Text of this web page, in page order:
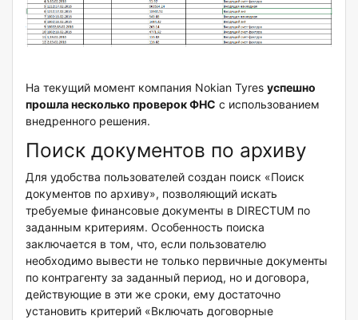
На текущий момент компания Nokian Tyres успешно
прошла несколько проверок ФНС с использованием
внедренного решения.
Поиск документов по архиву
Для удобства пользователей создан поиск «Поиск
документов по архиву», позволяющий искать
требуемые финансовые документы в DIRECTUM по
заданным критериям. Особенность поиска
заключается в том, что, если пользователю
необходимо вывести не только первичные документы
по контрагенту за заданный период, но и договора,
действующие в эти же сроки, ему достаточно
установить критерий «Включать договорные